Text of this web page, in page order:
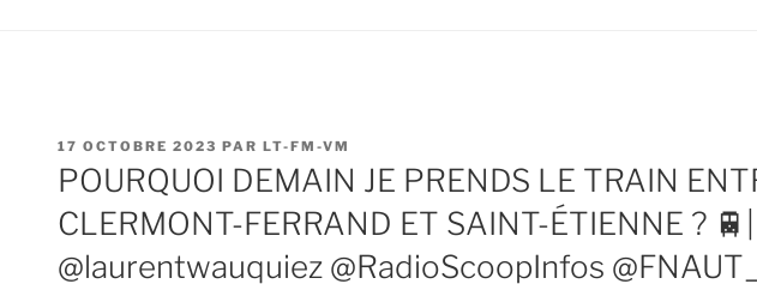
PUBLIÉ
LE
17 OCTOBRE 2023 PAR LT-FM-VM
POURQUOI DEMAIN JE PRENDS LE TRAIN
CLERMONT-FERRAND ET SAINT-ÉTIENNE ?
@laurentwauquiez @RadioScoopInfos